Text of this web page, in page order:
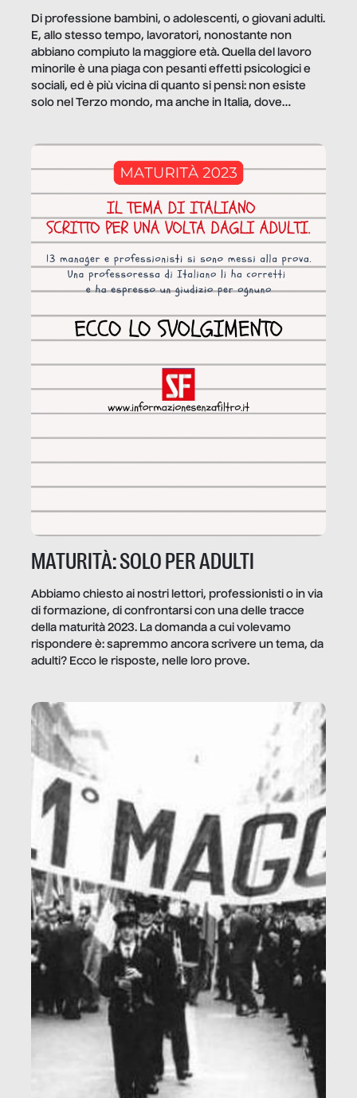
Di professione bambini, o adolescenti, o giovani adulti.
E, allo stesso tempo, lavoratori, nonostante non
abbiano compiuto la maggiore età. Quella del lavoro
minorile è una piaga con pesanti effetti psicologici e
sociali, ed è più vicina di quanto si pensi: non esiste
solo nel Terzo mondo, ma anche in Italia, dove
MATURITÀ: SOLO PER ADULTI
Abbiamo chiesto ai nostri lettori, professionisti o in via
di formazione, di confrontarsi con una delle tracce
della maturità 2023. La domanda a cui volevamo
rispondere è: sapremmo ancora scrivere un tema, da
adulti? Ecco le risposte, nelle loro prove.